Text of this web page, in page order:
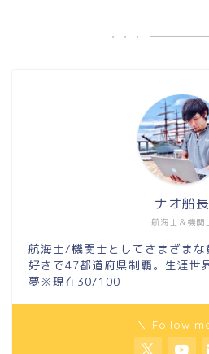
航海士＆機関
ナオ船長
航海士/機関士としてさまざまな
好きで47都道府県制覇。生涯世
夢※現在30/100
＼ Follow